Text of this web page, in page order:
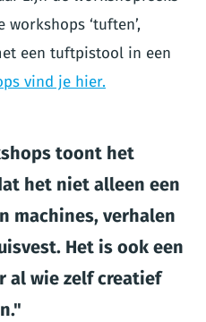
workshops ‘tuften’,
een tuftpistool in een
vind je hier.
toont het
het niet alleen een
machines, verhalen
Het is ook een
al wie zelf creatief